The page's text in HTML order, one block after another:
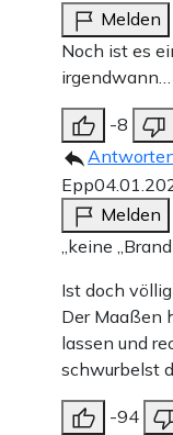
Melden
Noch ist es
irgendwann…
-8
Epp
Melden
„keine
Ist doch
Der Maaßen
lassen und
schwurbelst
-94